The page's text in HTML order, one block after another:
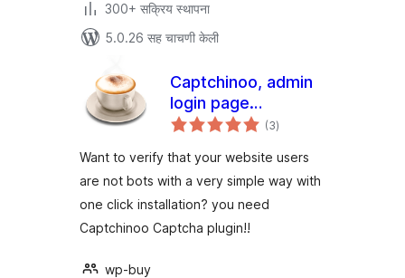
300+ सक्रिय स्थापना
5.0.26 सह चाचणी केली
Captchinoo, admin
login page
protection with
(3एकूण
मूल्यांकन
)
Want to verify that your website users
are not bots with a very simple way with
one click installation? you need
Captchinoo Captcha plugin!!
wp-buy